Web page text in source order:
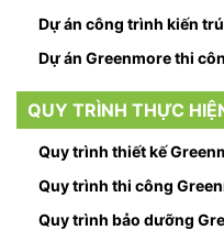
Dự án công trình kiến
Dự án Greenmore thi
QUY TRÌNH THỰC
Quy trình thiết kế
Quy trình thi công
Quy trình bảo dưỡng